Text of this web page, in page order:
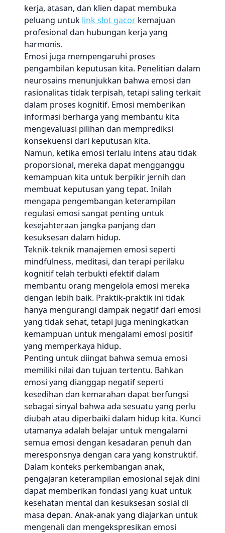
kerja, atasan, dan klien dapat membuka
peluang untuk link slot gacor kemajuan
profesional dan hubungan kerja yang
harmonis.
Emosi juga mempengaruhi proses
pengambilan keputusan kita. Penelitian dalam
neurosains menunjukkan bahwa emosi dan
rasionalitas tidak terpisah, tetapi saling terkait
dalam proses kognitif. Emosi memberikan
informasi berharga yang membantu kita
mengevaluasi pilihan dan memprediksi
konsekuensi dari keputusan kita.
Namun, ketika emosi terlalu intens atau tidak
proporsional, mereka dapat mengganggu
kemampuan kita untuk berpikir jernih dan
membuat keputusan yang tepat. Inilah
mengapa pengembangan keterampilan
regulasi emosi sangat penting untuk
kesejahteraan jangka panjang dan
kesuksesan dalam hidup.
Teknik-teknik manajemen emosi seperti
mindfulness, meditasi, dan terapi perilaku
kognitif telah terbukti efektif dalam
membantu orang mengelola emosi mereka
dengan lebih baik. Praktik-praktik ini tidak
hanya mengurangi dampak negatif dari emosi
yang tidak sehat, tetapi juga meningkatkan
kemampuan untuk mengalami emosi positif
yang memperkaya hidup.
Penting untuk diingat bahwa semua emosi
memiliki nilai dan tujuan tertentu. Bahkan
emosi yang dianggap negatif seperti
kesedihan dan kemarahan dapat berfungsi
sebagai sinyal bahwa ada sesuatu yang perlu
diubah atau diperbaiki dalam hidup kita. Kunci
utamanya adalah belajar untuk mengalami
semua emosi dengan kesadaran penuh dan
meresponsnya dengan cara yang konstruktif.
Dalam konteks perkembangan anak,
pengajaran keterampilan emosional sejak dini
dapat memberikan fondasi yang kuat untuk
kesehatan mental dan kesuksesan sosial di
masa depan. Anak-anak yang diajarkan untuk
mengenali dan mengekspresikan emosi